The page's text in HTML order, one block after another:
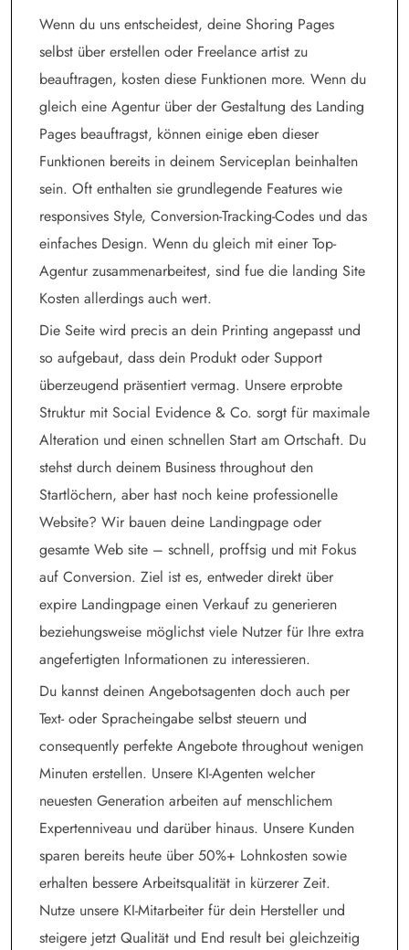
Wenn du uns entscheidest, deine Shoring Pages
selbst über erstellen oder Freelance artist zu
beauftragen, kosten diese Funktionen more. Wenn du
gleich eine Agentur über der Gestaltung des Landing
Pages beauftragst, können einige eben dieser
Funktionen bereits in deinem Serviceplan beinhalten
sein. Oft enthalten sie grundlegende Features wie
responsives Style, Conversion-Tracking-Codes und das
einfaches Design. Wenn du gleich mit einer Top-
Agentur zusammenarbeitest, sind fue die landing Site
Kosten allerdings auch wert.
Die Seite wird precis an dein Printing angepasst und
so aufgebaut, dass dein Produkt oder Support
überzeugend präsentiert vermag. Unsere erprobte
Struktur mit Social Evidence & Co. sorgt für maximale
Alteration und einen schnellen Start am Ortschaft. Du
stehst durch deinem Business throughout den
Startlöchern, aber hast noch keine professionelle
Website? Wir bauen deine Landingpage oder
gesamte Web site – schnell, proffsig und mit Fokus
auf Conversion. Ziel ist es, entweder direkt über
expire Landingpage einen Verkauf zu generieren
beziehungsweise möglichst viele Nutzer für Ihre extra
angefertigten Informationen zu interessieren.
Du kannst deinen Angebotsagenten doch auch per
Text- oder Spracheingabe selbst steuern und
consequently perfekte Angebote throughout wenigen
Minuten erstellen. Unsere KI-Agenten welcher
neuesten Generation arbeiten auf menschlichem
Expertenniveau und darüber hinaus. Unsere Kunden
sparen bereits heute über 50%+ Lohnkosten sowie
erhalten bessere Arbeitsqualität in kürzerer Zeit.
Nutze unsere KI-Mitarbeiter für dein Hersteller und
steigere jetzt Qualität und End result bei gleichzeitig